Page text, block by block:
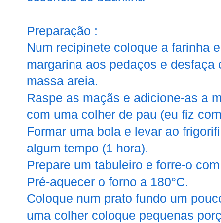
Preparação :
Num recipinete coloque a farinha
margarina aos pedaços e desfaça
massa areia.
Raspe as maçãs e adicione-as a
com uma colher de pau (eu fiz
Formar uma bola e levar ao
algum tempo (1 hora).
Prepare um tabuleiro e forre-o
Pré-aquecer o forno a 180°C.
Coloque num prato fundo um
uma colher coloque pequenas